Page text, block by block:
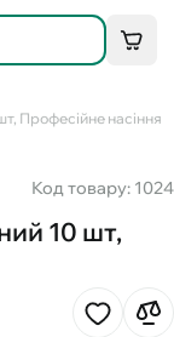
Професійне насіння
Код товару: 1024
10 шт,